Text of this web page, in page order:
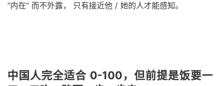
“内在” 而不外露， 只有接近他 / 她的人才能感知。
中国人完全适合 0-100，但前提是饭要一